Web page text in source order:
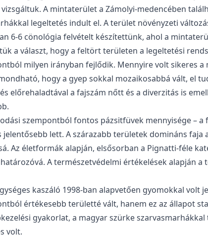
A mintaterület a Zámolyi-medencében
legeltetés indult el. A terület növényzeti
6-6 cönológia felvételt készítettünk, ahol a
a választ, hogy a feltört területen a legeltetési
milyen irányban fejlődik. Mennyire volt sikeres
hogy a gyep sokkal mozaikosabbá vált, el
előrehaladtával a fajszám nőtt és a diverzitás is
szempontból fontos pázsitfüvek mennyisége –
lett. A szárazabb területek domináns
Az életformák alapján, elsősorban a Pignatti-féle
A természetvédelmi értékelések alapján
kaszáló 1998-ban alapvetően gyomokkal
értékesebb területté vált, hanem ez az állapot
gyakorlat, a magyar szürke
volt.